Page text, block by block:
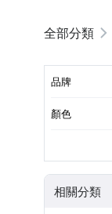
品牌
顏色
相關分類